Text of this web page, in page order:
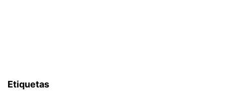
Etiquetas